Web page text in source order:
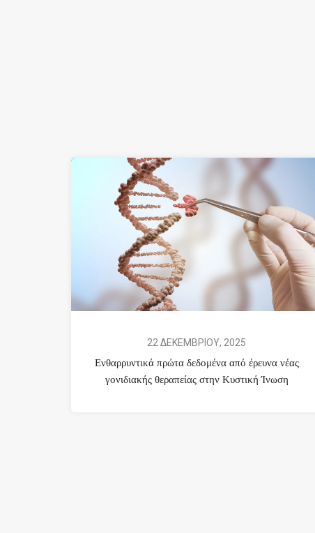
22 ΔΕΚΕΜΒΡΙΟΥ, 2025
Ενθαρρυντικά πρώτα δεδομένα από έρευνα νέας
γονιδιακής θεραπείας στην Κυστική Ίνωση